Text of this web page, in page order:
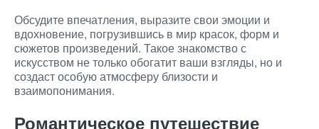
Обсудите впечатления, выразите свои эмоции и
вдохновение, погрузившись в мир красок, форм и
сюжетов произведений. Такое знакомство с
искусством не только обогатит ваши взгляды, но и
создаст особую атмосферу близости и
взаимопонимания.
Романтическое путешествие